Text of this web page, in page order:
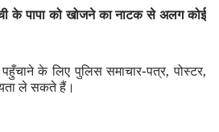
के पापा को खोजने का नाटक से अलग कोई
के लिए पुलिस समाचार-पत्र, पोस्टर,
ले सकते हैं।